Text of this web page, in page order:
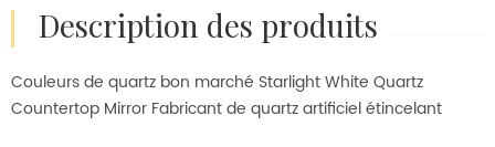
description des produits
Couleurs de quartz bon marché Starlight White Quartz
Countertop Mirror Fabricant de quartz artificiel étincelant